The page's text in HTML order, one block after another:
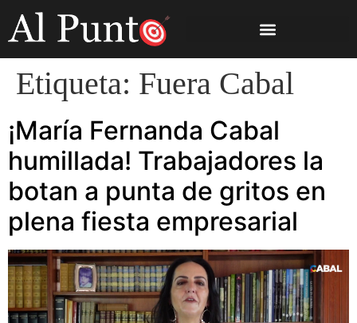
Etiqueta: Fuera Cabal
¡María Fernanda Cabal
humillada! Trabajadores la
botan a punta de gritos en
plena fiesta empresarial